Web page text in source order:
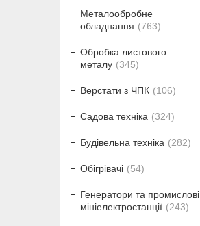
Металообробне
обладнання
763
Обробка листового
металу
345
Верстати з ЧПК 106
Садова техніка 324
Будівельна техніка 282
Обігрівачі 54
Генератори та промислові
мініелектростанції
243